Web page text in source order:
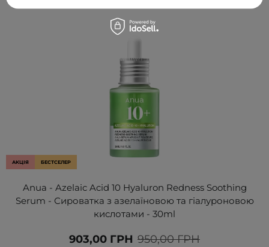
АКЦІЯ БЕСТСЕЛЕР
Anua - Azelaic Acid 10 Hyaluron Redness Soothing
Serum - Сироватка з азелаїновою та гіалуроновою
кислотами - 30ml
950,00 ГРН
903,00 ГРН